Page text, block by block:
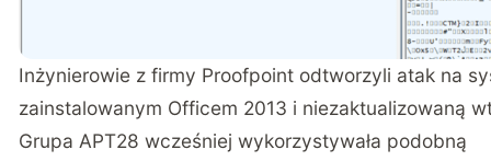
Inżynierowie z firmy Proofpoint odtworzyli atak na
zainstalowanym Officem 2013 i niezaktualizowaną
Grupa APT28 wcześniej wykorzystywała podobną